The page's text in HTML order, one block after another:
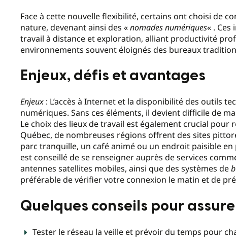
Face à cette nouvelle flexibilité, certains ont choisi de
nature, devenant ainsi des «nomades numériques« .
travail à distance et exploration, alliant productivité
environnements souvent éloignés des bureaux
Enjeux, défis et avantages
Enjeux : L’accès à Internet et la disponibilité des outils
numériques. Sans ces éléments, il devient difficile de
Le choix des lieux de travail est également crucial
Québec, de nombreuses régions offrent des sites
parc tranquille, un café animé ou un endroit paisible
est conseillé de se renseigner auprès de services
antennes satellites mobiles, ainsi que des systèmes de
préférable de vérifier votre connexion le matin et de
Quelques conseils pour
Tester le réseau la veille et prévoir du temps pour